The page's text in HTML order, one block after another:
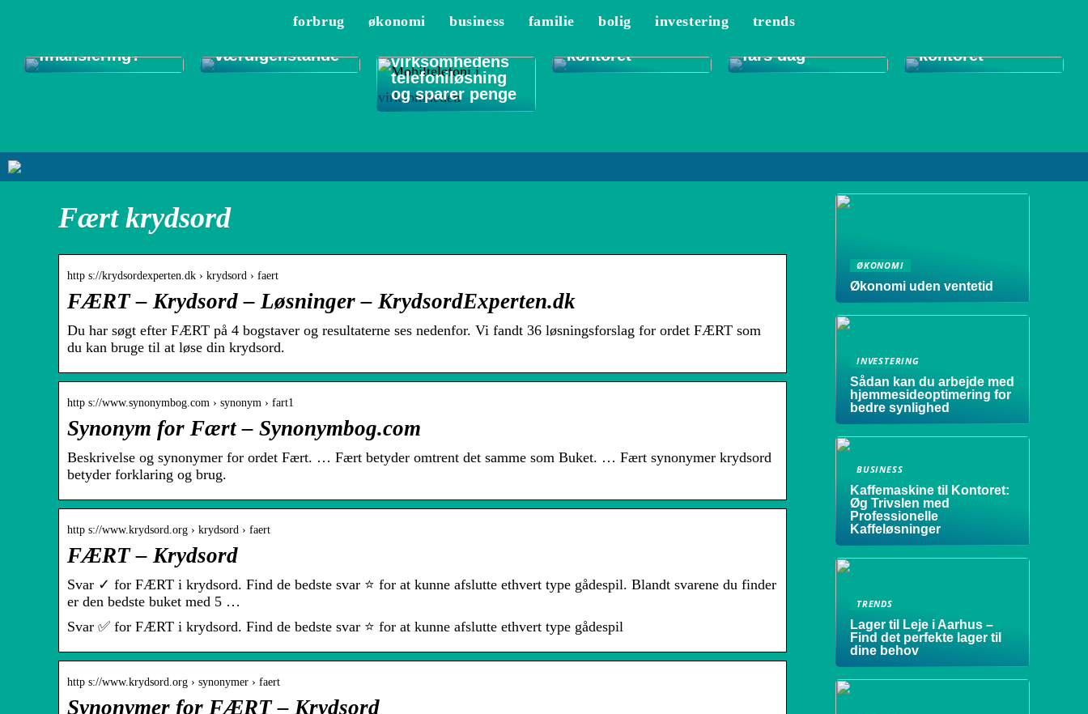
forbrug økonomi business familie bolig investering trends
finansiering?
værdigenstande
Sådan optimerer
virksomhedens
telefoniløsning
og sparer penge
områder at
kontoret
fars dag
kontoret
Fært krydsord
http s://krydsordexperten.dk › krydsord › faert
FÆRT – Krydsord – Løsninger – KrydsordExperten.dk
Du har søgt efter FÆRT på 4 bogstaver og resultaterne ses nedenfor. Vi fandt 36 løsningsforslag for ordet FÆRT som
du kan bruge til at løse din krydsord.
http s://www.synonymbog.com › synonym › fart1
Synonym for Fært – Synonymbog.com
Beskrivelse og synonymer for ordet Fært. … Fært betyder omtrent det samme som Buket. … Fært synonymer krydsord
betyder forklaring og brug.
http s://www.krydsord.org › krydsord › faert
FÆRT – Krydsord
Svar ✓ for FÆRT i krydsord. Find de bedste svar ⭐ for at kunne afslutte ethvert type gådespil. Blandt svarene du finder
er den bedste buket med 5 …
Svar ✅ for FÆRT i krydsord. Find de bedste svar ⭐ for at kunne afslutte ethvert type gådespil
http s://www.krydsord.org › synonymer › faert
Synonymer for FÆRT – Krydsord
ØKONOMI
Økonomi uden ventetid
INVESTERING
Sådan kan du arbejde med
hjemmesideoptimering for
bedre synlighed
BUSINESS
Kaffemaskine til Kontoret:
Øg Trivslen med
Professionelle
Kaffeløsninger
TRENDS
Lager til Leje i Aarhus –
Find det perfekte lager til
dine behov